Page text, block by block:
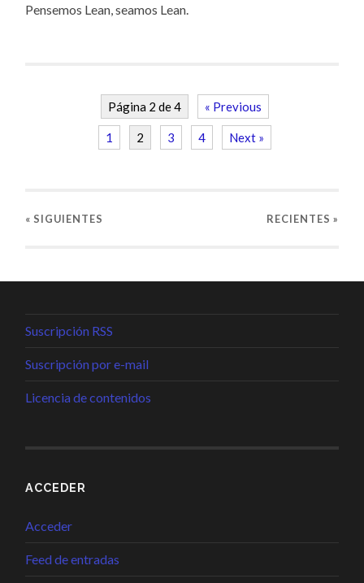
Pensemos Lean, seamos Lean.
Página 2 de 4 « Previous
1 2 3 4 Next »
« SIGUIENTES RECIENTES »
Suscripción RSS
Suscripción por e-mail
Licencia de contenidos
ACCEDER
Acceder
Feed de entradas